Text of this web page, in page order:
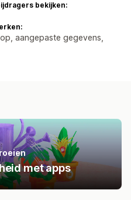
bekijken:
aangepaste gegevens,
met apps